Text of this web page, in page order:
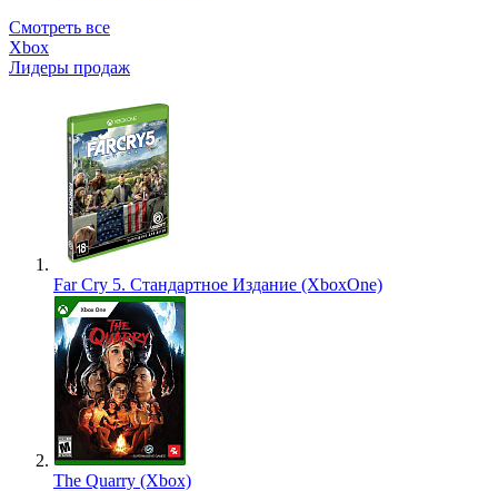
Смотреть все
Xbox
Лидеры продаж
Far Cry 5. Стандартное Издание (XboxOne)
The Quarry (Xbox)